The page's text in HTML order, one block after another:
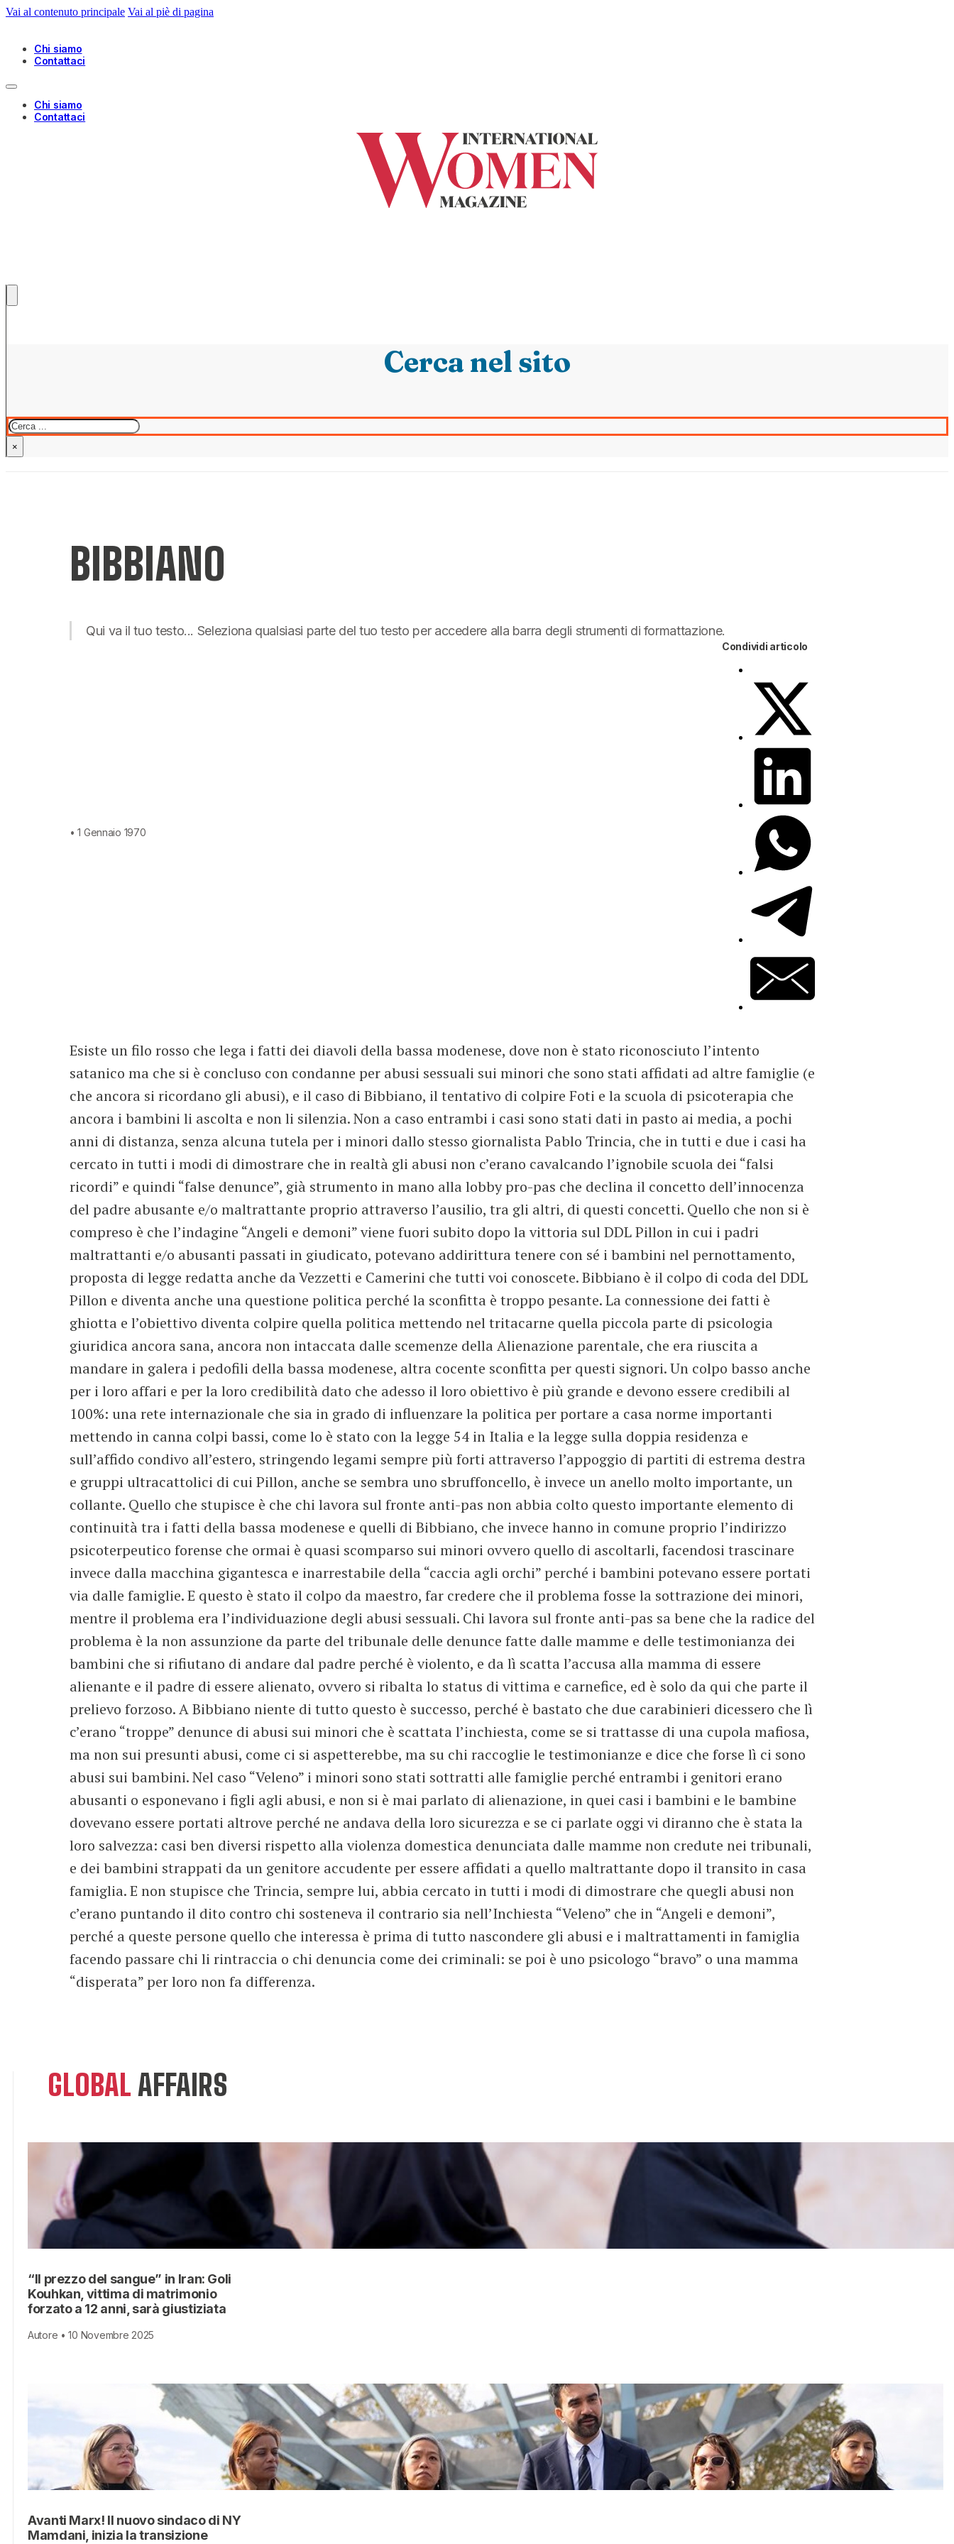
Vai al contenuto principale Vai al piè di pagina
Chi siamo
Contattaci
Chi siamo
Contattaci
Cerca nel sito
Cerca
×
BIBBIANO
Qui va il tuo testo... Seleziona qualsiasi parte del tuo testo per accedere alla barra degli strumenti di formattazione.
• 1 Gennaio 1970
Condividi articolo
Esiste un filo rosso che lega i fatti dei diavoli della bassa modenese, dove non è stato riconosciuto l’intento
satanico ma che si è concluso con condanne per abusi sessuali sui minori che sono stati affidati ad altre famiglie (e
che ancora si ricordano gli abusi), e il caso di Bibbiano, il tentativo di colpire Foti e la scuola di psicoterapia che
ancora i bambini li ascolta e non li silenzia. Non a caso entrambi i casi sono stati dati in pasto ai media, a pochi
anni di distanza, senza alcuna tutela per i minori dallo stesso giornalista Pablo Trincia, che in tutti e due i casi ha
cercato in tutti i modi di dimostrare che in realtà gli abusi non c’erano cavalcando l’ignobile scuola dei “falsi
ricordi” e quindi “false denunce”, già strumento in mano alla lobby pro-pas che declina il concetto dell’innocenza
del padre abusante e/o maltrattante proprio attraverso l’ausilio, tra gli altri, di questi concetti. Quello che non si è
compreso è che l’indagine “Angeli e demoni” viene fuori subito dopo la vittoria sul DDL Pillon in cui i padri
maltrattanti e/o abusanti passati in giudicato, potevano addirittura tenere con sé i bambini nel pernottamento,
proposta di legge redatta anche da Vezzetti e Camerini che tutti voi conoscete. Bibbiano è il colpo di coda del DDL
Pillon e diventa anche una questione politica perché la sconfitta è troppo pesante. La connessione dei fatti è
ghiotta e l’obiettivo diventa colpire quella politica mettendo nel tritacarne quella piccola parte di psicologia
giuridica ancora sana, ancora non intaccata dalle scemenze della Alienazione parentale, che era riuscita a
mandare in galera i pedofili della bassa modenese, altra cocente sconfitta per questi signori. Un colpo basso anche
per i loro affari e per la loro credibilità dato che adesso il loro obiettivo è più grande e devono essere credibili al
100%: una rete internazionale che sia in grado di influenzare la politica per portare a casa norme importanti
mettendo in canna colpi bassi, come lo è stato con la legge 54 in Italia e la legge sulla doppia residenza e
sull’affido condivo all’estero, stringendo legami sempre più forti attraverso l’appoggio di partiti di estrema destra
e gruppi ultracattolici di cui Pillon, anche se sembra uno sbruffoncello, è invece un anello molto importante, un
collante. Quello che stupisce è che chi lavora sul fronte anti-pas non abbia colto questo importante elemento di
continuità tra i fatti della bassa modenese e quelli di Bibbiano, che invece hanno in comune proprio l’indirizzo
psicoterpeutico forense che ormai è quasi scomparso sui minori ovvero quello di ascoltarli, facendosi trascinare
invece dalla macchina gigantesca e inarrestabile della “caccia agli orchi” perché i bambini potevano essere portati
via dalle famiglie. E questo è stato il colpo da maestro, far credere che il problema fosse la sottrazione dei minori,
mentre il problema era l’individuazione degli abusi sessuali. Chi lavora sul fronte anti-pas sa bene che la radice del
problema è la non assunzione da parte del tribunale delle denunce fatte dalle mamme e delle testimonianza dei
bambini che si rifiutano di andare dal padre perché è violento, e da lì scatta l’accusa alla mamma di essere
alienante e il padre di essere alienato, ovvero si ribalta lo status di vittima e carnefice, ed è solo da qui che parte il
prelievo forzoso. A Bibbiano niente di tutto questo è successo, perché è bastato che due carabinieri dicessero che lì
c’erano “troppe” denunce di abusi sui minori che è scattata l’inchiesta, come se si trattasse di una cupola mafiosa,
ma non sui presunti abusi, come ci si aspetterebbe, ma su chi raccoglie le testimonianze e dice che forse lì ci sono
abusi sui bambini. Nel caso “Veleno” i minori sono stati sottratti alle famiglie perché entrambi i genitori erano
abusanti o esponevano i figli agli abusi, e non si è mai parlato di alienazione, in quei casi i bambini e le bambine
dovevano essere portati altrove perché ne andava della loro sicurezza e se ci parlate oggi vi diranno che è stata la
loro salvezza: casi ben diversi rispetto alla violenza domestica denunciata dalle mamme non credute nei tribunali,
e dei bambini strappati da un genitore accudente per essere affidati a quello maltrattante dopo il transito in casa
famiglia. E non stupisce che Trincia, sempre lui, abbia cercato in tutti i modi di dimostrare che quegli abusi non
c’erano puntando il dito contro chi sosteneva il contrario sia nell’Inchiesta “Veleno” che in “Angeli e demoni”,
perché a queste persone quello che interessa è prima di tutto nascondere gli abusi e i maltrattamenti in famiglia
facendo passare chi li rintraccia o chi denuncia come dei criminali: se poi è uno psicologo “bravo” o una mamma
“disperata” per loro non fa differenza.
GLOBAL AFFAIRS
“Il prezzo del sangue” in Iran: Goli
Kouhkan, vittima di matrimonio
forzato a 12 anni, sarà giustiziata
Autore • 10 Novembre 2025
Avanti Marx! Il nuovo sindaco di NY
Mamdani, inizia la transizione